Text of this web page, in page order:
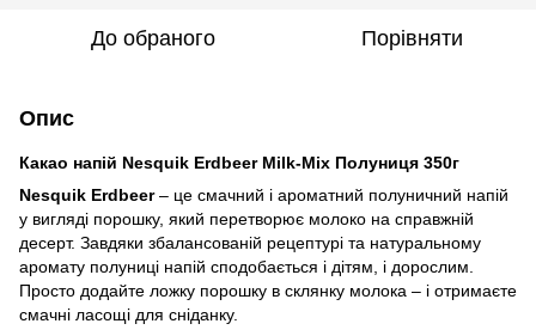
До обраного Порівняти
Опис
Какао напій Nesquik Erdbeer Milk-Mix Полуниця 350г
Nesquik Erdbeer– це смачний і ароматний полуничний напій
у вигляді порошку, який перетворює молоко на справжній
десерт. Завдяки збалансованій рецептурі та натуральному
аромату полуниці напій сподобається і дітям, і дорослим.
Просто додайте ложку порошку в склянку молока – і отримаєте
смачні ласощі для сніданку.